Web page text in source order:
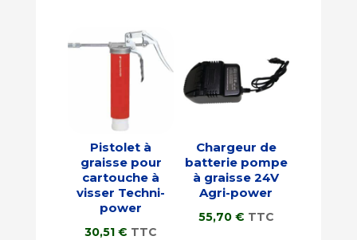
Pistolet à
graisse pour
cartouche à
visser Techni-
power
30,51€ TTC
Chargeur de
batterie pompe
à graisse 24V
Agri-power
55,70 € TTC